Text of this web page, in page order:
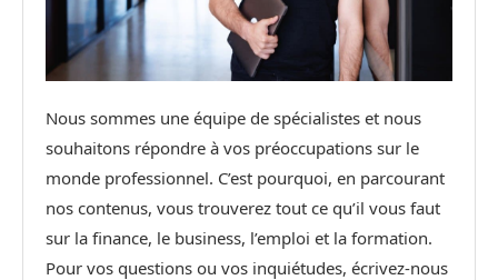
Nous sommes une équipe de spécialistes et nous
souhaitons répondre à vos préoccupations sur le
monde professionnel. C’est pourquoi, en parcourant
nos contenus, vous trouverez tout ce qu’il vous faut
sur la finance, le business, l’emploi et la formation.
Pour vos questions ou vos inquiétudes, écrivez-nous